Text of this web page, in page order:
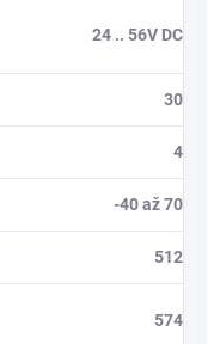
24 .. 56V DC
30
4
-40 až 70
512
574